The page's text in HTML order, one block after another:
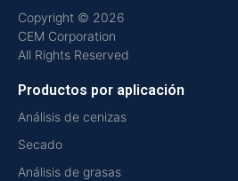
Copyright © 2026
CEM Corporation
All Rights Reserved
Productos por aplicación
Análisis de cenizas
Secado
Análisis de grasas